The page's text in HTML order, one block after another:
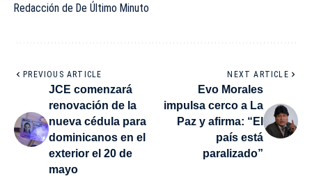
Redacción de De Último Minuto
PREVIOUS ARTICLE
JCE comenzará
renovación de la
nueva cédula para
dominicanos en el
exterior el 20 de
mayo
NEXT ARTICLE
Evo Morales
impulsa cerco a La
Paz y afirma: “El
país está
paralizado”